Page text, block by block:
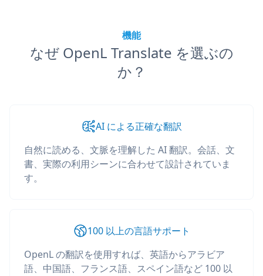
機能
なぜ OpenL Translate を選ぶの
か？
AI による正確な翻訳
自然に読める、文脈を理解した AI 翻訳。会話、文
書、実際の利用シーンに合わせて設計されていま
す。
100 以上の言語サポート
OpenL の翻訳を使用すれば、英語からアラビア
語、中国語、フランス語、スペイン語など 100 以